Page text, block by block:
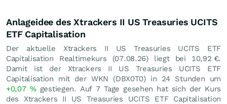
Anlageidee des Xtrackers II US Treasuries UCITS
ETF Capitalisation
Der aktuelle Xtrackers II US Treasuries UCITS ETF
Capitalisation Realtimekurs (07.08.26) liegt bei 10,92 €.
Damit ist der Xtrackers II US Treasuries UCITS ETF
Capitalisation mit der WKN (DBX0T0) in 24 Stunden um
+0,07 %gestiegen. Auf 7 Tage gesehen hat sich der Kurs
des Xtrackers II US Treasuries UCITS ETF Capitalisation